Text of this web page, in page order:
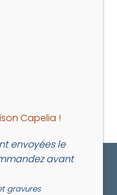
Capelia !
envoyées le
avant
gravures